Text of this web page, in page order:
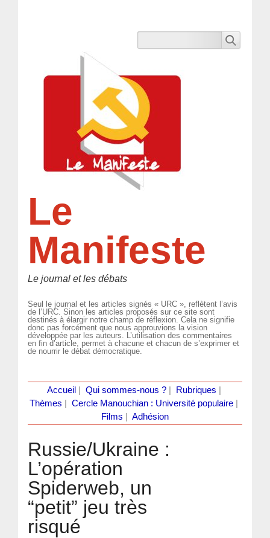
Le
Manifeste
Le journal et les débats
Seul le journal et les articles signés « URC », reflètent l’avis
de l’URC. Sinon les articles proposés sur ce site sont
destinés à élargir notre champ de réflexion. Cela ne signifie
donc pas forcément que nous approuvions la vision
développée par les auteurs. L’utilisation des commentaires
en fin d’article, permet à chacune et chacun de s’exprimer et
de nourrir le débat démocratique.
Accueil Qui sommes-nous ?| Rubriques
Thèmes
Cercle Manouchian : Université populaire
Films
Adhésion
Russie/Ukraine :
L’opération
Spiderweb, un
“petit” jeu très
risqué